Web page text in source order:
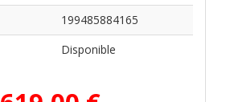
199485884165
Disponible